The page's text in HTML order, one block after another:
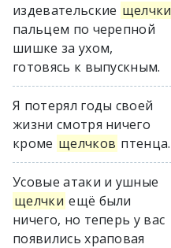
издевательские щелчки
пальцем по черепной
шишке за ухом,
готовясь к выпускным.
Я потерял годы своей
жизни смотря ничего
кроме щелчков птенца.
Усовые атаки и ушные
щелчки ещё были
ничего, но теперь у вас
появились храповая